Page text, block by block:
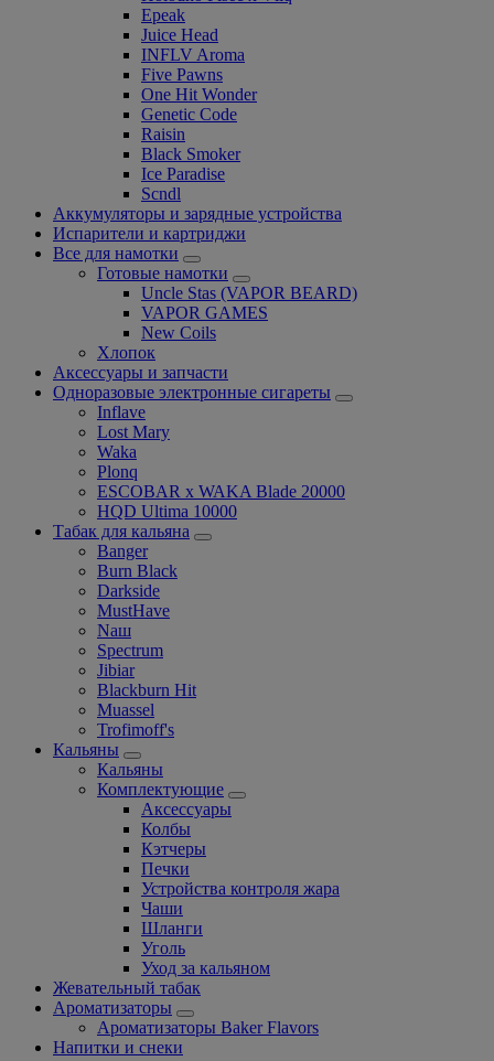
Epeak
Juice Head
INFLV Aroma
Five Pawns
One Hit Wonder
Genetic Code
Raisin
Black Smoker
Ice Paradise
Scndl
Аккумуляторы и зарядные устройства
Испарители и картриджи
Все для намотки
Готовые намотки
Uncle Stas (VAPOR BEARD)
VAPOR GAMES
New Coils
Хлопок
Аксессуары и запчасти
Одноразовые электронные сигареты
Inflave
Lost Mary
Waka
Plonq
ESCOBAR x WAKA Blade 20000
HQD Ultima 10000
Табак для кальяна
Banger
Burn Black
Darkside
MustHave
Nаш
Spectrum
Jibiar
Blackburn Hit
Muassel
Trofimoff's
Кальяны
Кальяны
Комплектующие
Аксессуары
Колбы
Кэтчеры
Печки
Устройства контроля жара
Чаши
Шланги
Уголь
Уход за кальяном
Жевательный табак
Ароматизаторы
Ароматизаторы Baker Flavors
Напитки и снеки